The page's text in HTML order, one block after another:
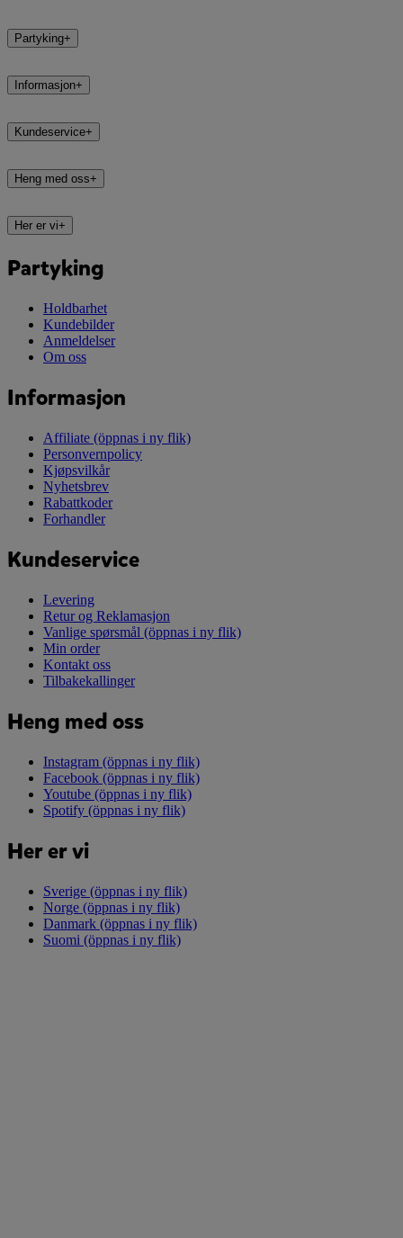
Partyking+
Informasjon+
Kundeservice+
Heng med oss+
Her er vi+
Partyking
Holdbarhet
Kundebilder
Anmeldelser
Om oss
Informasjon
Affiliate (öppnas i ny flik)
Personvernpolicy
Kjøpsvilkår
Nyhetsbrev
Rabattkoder
Forhandler
Kundeservice
Levering
Retur og Reklamasjon
Vanlige spørsmål (öppnas i ny flik)
Min order
Kontakt oss
Tilbakekallinger
Heng med oss
Instagram (öppnas i ny flik)
Facebook (öppnas i ny flik)
Youtube (öppnas i ny flik)
Spotify (öppnas i ny flik)
Her er vi
Sverige (öppnas i ny flik)
Norge (öppnas i ny flik)
Danmark (öppnas i ny flik)
Suomi (öppnas i ny flik)